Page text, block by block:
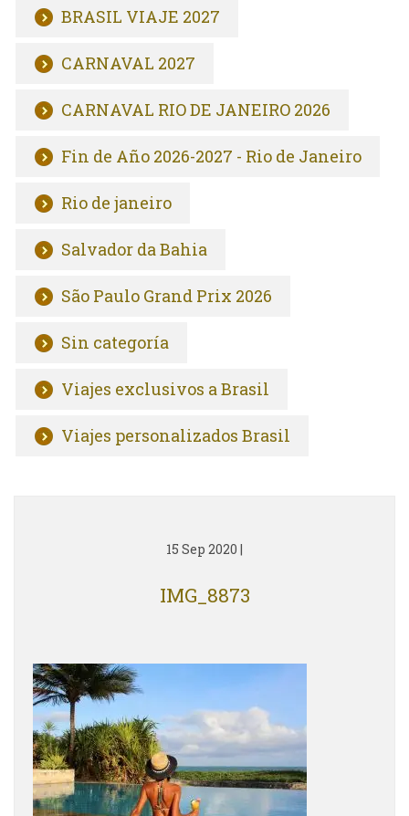
BRASIL VIAJE 2027
CARNAVAL 2027
CARNAVAL RIO DE JANEIRO 2026
Fin de Año 2026-2027 - Rio de Janeiro
Rio de janeiro
Salvador da Bahia
São Paulo Grand Prix 2026
Sin categoría
Viajes exclusivos a Brasil
Viajes personalizados Brasil
15 Sep 2020 |
IMG_8873